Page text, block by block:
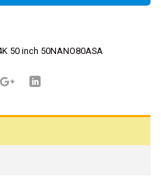
50 inch 50NANO80ASA